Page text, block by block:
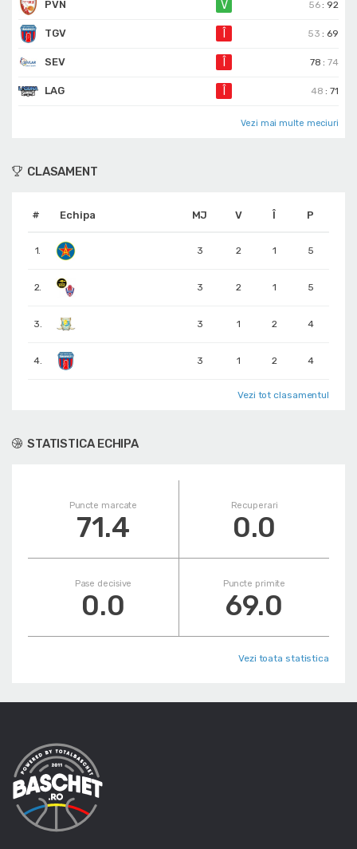
PVN V 56 : 92
TGV 53 : 69
SEV 78 :74
LAG 48 :71
Vezi mai multe meciuri
CLASAMENT
# Echipa MJ V Î P
1. 3 2 1 5
2. 3 2 1 5
3. 3 1 2 4
4. 3 1 2 4
Vezi tot clasamentul
STATISTICA ECHIPA
Puncte marcate
71.4
Recuperari
0.0
Pase decisive
0.0
Puncte primite
69.0
Vezi toata statistica